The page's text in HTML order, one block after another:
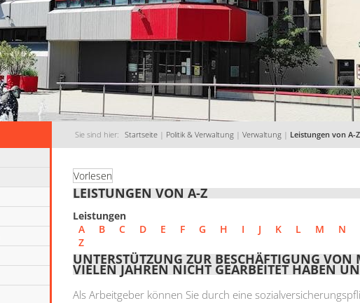
Sie sind hier: Startseite | Politik & Verwaltung | Verwaltung | Leistungen von A-Z
Vorlesen
LEISTUNGEN VON A-Z
Leistungen
A
B C D E F G H I J K L M N
Z
UNTERSTÜTZUNG ZUR BESCHÄFTIGUNG VON
VIELEN JAHREN NICHT GEARBEITET HABEN
Als Arbeitgeber können Sie durch eine